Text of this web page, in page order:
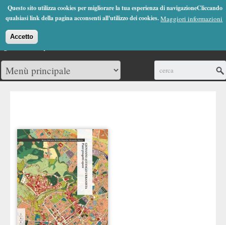
Questo sito utilizza cookies per migliorare la tua esperienza di navigazioneCliccando
qualsiasi link della pagina acconsenti all'utilizzo dei cookies.Maggiori informazioni
Accetto
Jump to Navigation
(0)